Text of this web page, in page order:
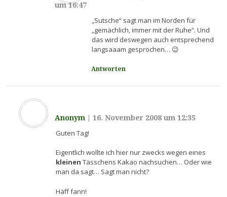
um 16:47
„Sutsche“ sagt man im Norden für
„gemächlich, immer mit der Ruhe“. Und
das wird deswegen auch entsprechend
langsaaam gesprochen… 😉
Antworten
Anonym |16. November 2008 um 12:35
Guten Tag!
Eigentlich wollte ich hier nur zwecks wegen eines
kleinen Tässchens Kakao nachsuchen… Oder wie
man da sagt… Sagt man nicht?
Häff fann!